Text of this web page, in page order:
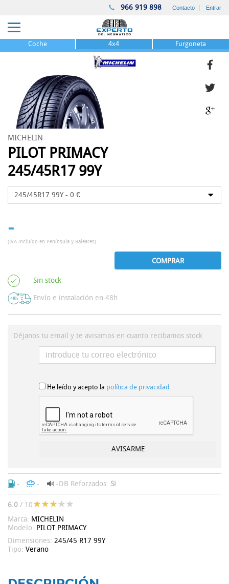
966 919 898 Contacto Entrar
Coche 4x4 Furgoneta
MICHELIN
PILOT PRIMACY
245/45R17 99Y
-
(IVA incluído en Península y Baleares)
COMPRAR
Sin stock
Envío e instalación en 48h
Déjanos tu email y te avisamos en cuanto recibamos stock
He leído y acepto la política de privacidad
- - -DB Reforzados: Si
6.0 / 10
Marca: MICHELIN
Modelo: PILOT PRIMACY
Dimensiones: 245/45 R17 99Y
Tipo: Verano